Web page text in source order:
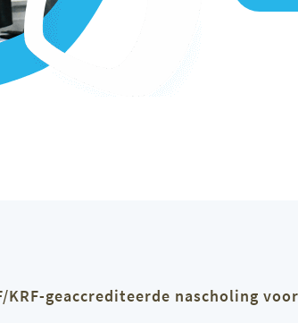
KRF-geaccrediteerde nascholing